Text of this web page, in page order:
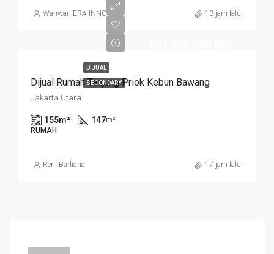
Wanwan ERA INNO 13 jam lalu
DIJUAL
SECONDARY
Dijual Rumah Tanjung Priok Kebun Bawang
Jakarta Utara
155m² 147m²
RUMAH
Reni Barliana 17 jam lalu